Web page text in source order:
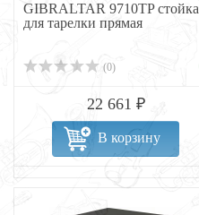
GIBRALTAR 9710TP стойка
для тарелки прямая
(0)
22 661 ₽
В корзину